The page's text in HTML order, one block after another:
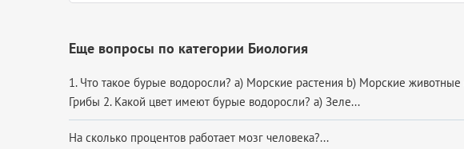
Еще вопросы по категории Биология
1. Что такое бурые водоросли? a) Морские растения b) Морские
Грибы 2. Какой цвет имеют бурые водоросли? a) Зеле...
На сколько процентов работает мозг человека?...